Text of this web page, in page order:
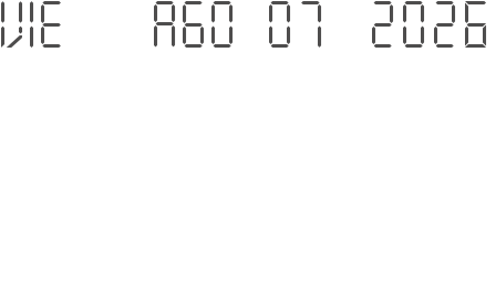
vie. - ago 07 .2026